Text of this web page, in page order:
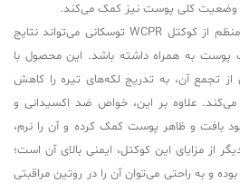
وضعیت کلی پوست نیز کمک می‌کند.
استفاده منظم از کوکتل WCPR توسکانی می‌تواند نتایج
پوست به همراه داشته باشد. این محصول با
تجمع آن، به تدریج لکه‌های تیره را کاهش
علاوه بر این، خواص ضد اکسیدانی و
بافت و ظاهر پوست کمک کرده و آن را نرم،
از مزایای این کوکتل، ایمنی بالای آن است؛
و به راحتی می‌توان آن را در روتین مراقبتی